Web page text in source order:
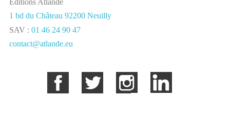
1 bd du Château 92200 Neuilly
SAV : 01 46 24 90 47
contact@atlande.eu
Facebook Twitter Instagram